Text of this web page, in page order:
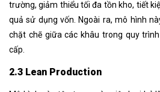
trường, giảm thiểu tối đa tồn kho, tiết
quả sử dụng vốn. Ngoài ra, mô hình
chặt chẽ giữa các khâu trong quy
cấp.
2.3 Lean Production